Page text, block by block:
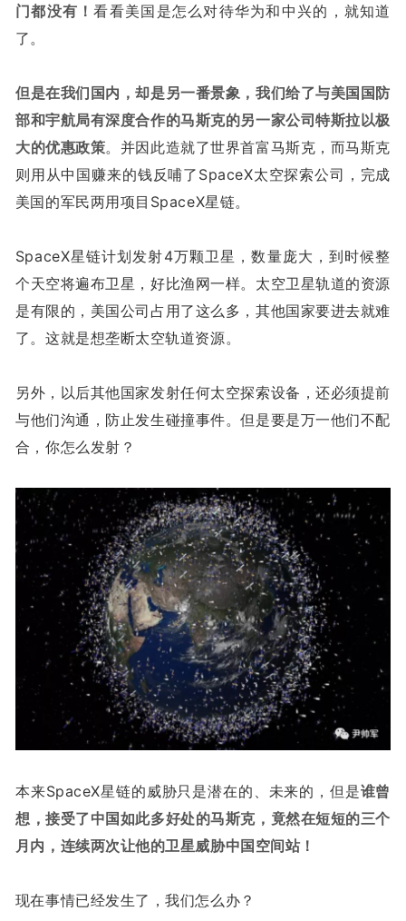
门都没有！看看美国是怎么对待华为和中兴的，就知道
了。
但是在我们国内，却是另一番景象，我们给了与美国国防
部和宇航局有深度合作的马斯克的另一家公司特斯拉以极
大的优惠政策。并因此造就了世界首富马斯克，而马斯克
则用从中国赚来的钱反哺了SpaceX太空探索公司，完成
美国的军民两用项目SpaceX星链。
SpaceX星链计划发射4万颗卫星，数量庞大，到时候整
个天空将遍布卫星，好比渔网一样。太空卫星轨道的资源
是有限的，美国公司占用了这么多，其他国家要进去就难
了。这就是想垄断太空轨道资源。
另外，以后其他国家发射任何太空探索设备，还必须提前
与他们沟通，防止发生碰撞事件。但是要是万一他们不配
合，你怎么发射？
本来SpaceX星链的威胁只是潜在的、未来的，但是谁曾
想，接受了中国如此多好处的马斯克，竟然在短短的三个
月内，连续两次让他的卫星威胁中国空间站！
现在事情已经发生了，我们怎么办？